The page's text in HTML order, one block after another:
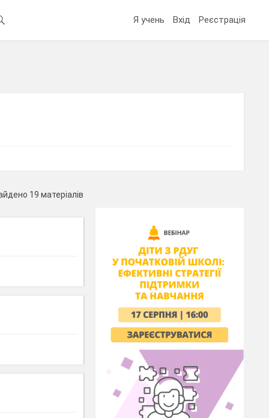
Я учень Вхід Реєстрація
19 матеріалів